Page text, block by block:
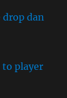
dan
player